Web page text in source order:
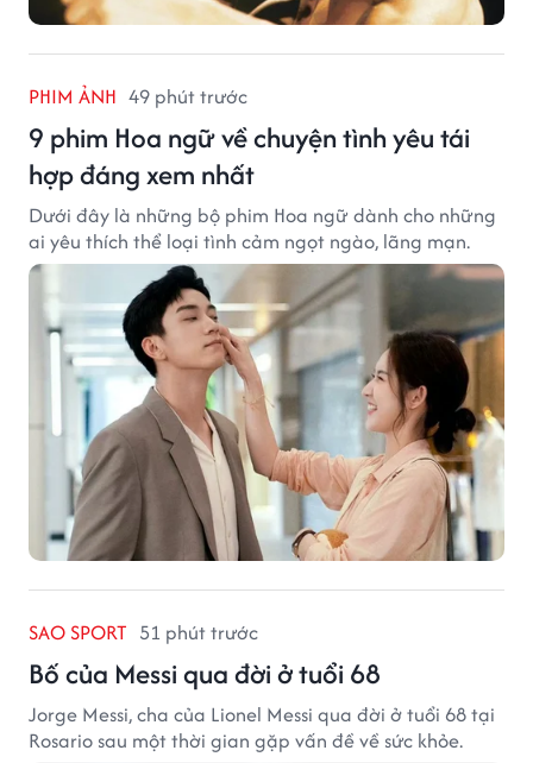
PHIM ẢNH 49 phút trước
9 phim Hoa ngữ về chuyện tình yêu tái
hợp đáng xem nhất
Dưới đây là những bộ phim Hoa ngữ dành cho những
ai yêu thích thể loại tình cảm ngọt ngào, lãng mạn.
SAO SPORT 51 phút trước
Bố của Messi qua đời ở tuổi 68
Jorge Messi, cha của Lionel Messi qua đời ở tuổi 68 tại
Rosario sau một thời gian gặp vấn đề về sức khỏe.